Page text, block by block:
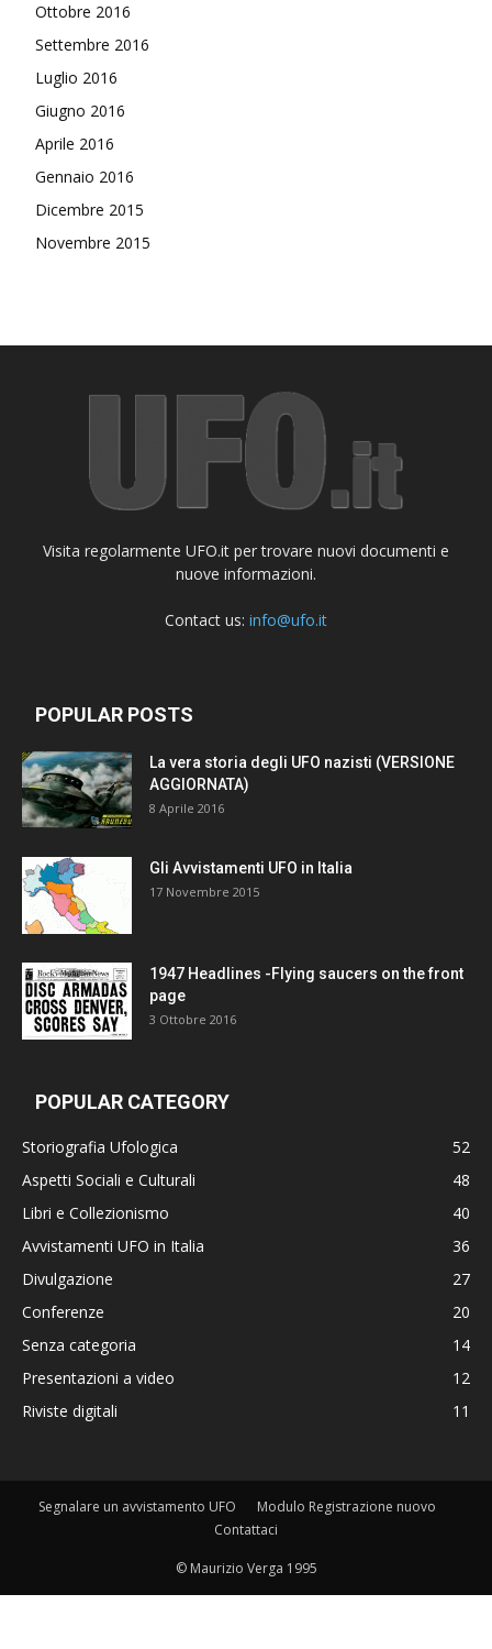
Ottobre 2016
Settembre 2016
Luglio 2016
Giugno 2016
Aprile 2016
Gennaio 2016
Dicembre 2015
Novembre 2015
Visita regolarmente UFO.it per trovare nuovi documenti e
nuove informazioni.
Contact us: info@ufo.it
POPULAR POSTS
La vera storia degli UFO nazisti (VERSIONE
AGGIORNATA)
8 Aprile 2016
Gli Avvistamenti UFO in Italia
17 Novembre 2015
1947 Headlines -Flying saucers on the front
page
3 Ottobre 2016
POPULAR CATEGORY
Storiografia Ufologica
52
Aspetti Sociali e Culturali
48
Libri e Collezionismo
40
Avvistamenti UFO in Italia
36
Divulgazione
27
Conferenze
20
Senza categoria
14
Presentazioni a video
12
Riviste digitali
11
Segnalare un avvistamento UFO
Modulo Registrazione nuovo
Contattaci
© Maurizio Verga 1995